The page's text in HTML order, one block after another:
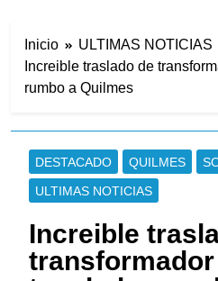
Inicio
ULTIMAS NOTICIAS
Increible traslado de
rumbo a Quilmes
DESTACADO QUILMES
ULTIMAS NOTICIAS
Increible
transformador